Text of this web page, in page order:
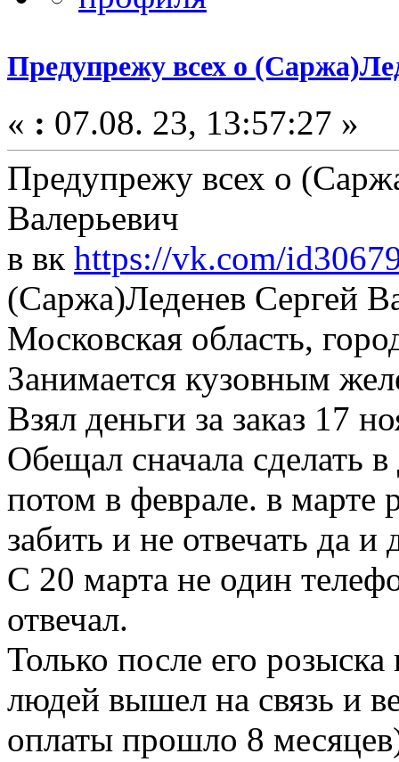
Предупрежу всех о
« : 07.08. 23, 13:57:27 »
Предупрежу всех о
Валерьевич
в вк https://vk.com/
(Саржа)Леденев Сергей
Московская область,
Занимается кузовным
Взял деньги за заказ 17
Обещал сначала сделать
потом в феврале. в
забить и не отвечать да и
С 20 марта не один
отвечал.
Только после его
людей вышел на связь и
оплаты прошло 8